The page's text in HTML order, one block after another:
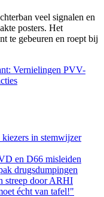
veel signalen en
posters. Het
te gebeuren en roept bij
Vernielingen PVV-
in stemwijzer
en D66 misleiden
drugsdumpingen
door ARHI
écht van tafel!"